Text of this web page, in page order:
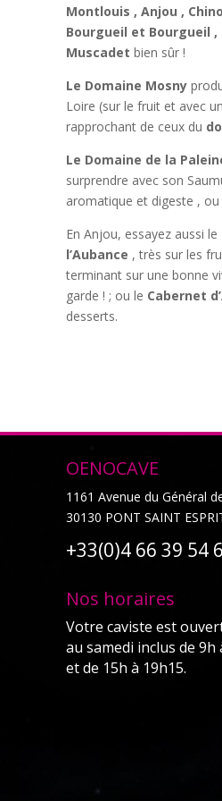
Montlouis , Anjou ,
Bourgueil et Bourgueil
Muscadet bien sûr !
Le Domaine Mosny
Loire (sur le fruit et avec
rapprochant de ceux du
Le Domaine de la
surprendre avec son
aromatique et digeste , ou
En Anjou, essayez aussi le
l’Aubance , très sur les
terminant sur une bonne
garde ! ; ou le Cabernet
desserts.
OENOCAVE
1161 Avenue du Général
30130 PONT SAINT
+33(0)4 66 39 54
Nos horaires
Votre caviste est
au samedi inclus de 9h
et de 15h à 19h15.